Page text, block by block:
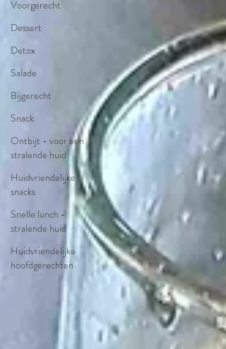
Voorgerecht
Dessert
Detox
Salade
Bijgerecht
Snack
Ontbijt - voor een
stralende huid
Huidvriendelijke
snacks
Snelle lunch -
stralende huid
Huidvriendelijke
hoofdgerechten